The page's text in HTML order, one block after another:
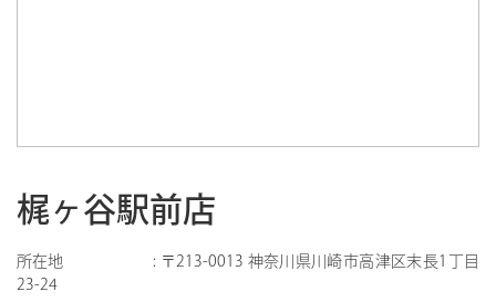
梶ヶ谷駅前店
所在地 : 〒213-0013 神奈川県川崎市高津区末長1丁目
23-24